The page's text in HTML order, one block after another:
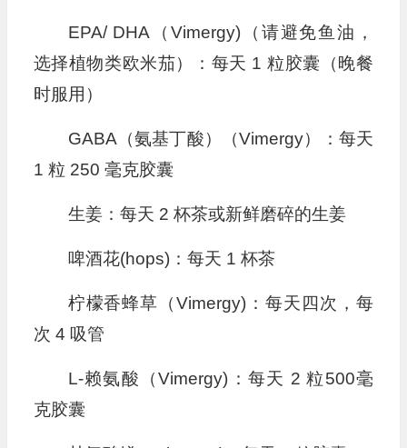
EPA/ DHA（Vimergy)（请避免鱼油，
选择植物类欧米茄）：每天 1 粒胶囊（晚餐
时服用）
GABA（氨基丁酸）（Vimergy）：每天
1 粒 250 毫克胶囊
生姜：每天 2 杯茶或新鲜磨碎的生姜
啤酒花(hops)：每天 1 杯茶
柠檬香蜂草（Vimergy)：每天四次，每
次 4 吸管
L-赖氨酸（Vimergy)：每天 2 粒500毫
克胶囊